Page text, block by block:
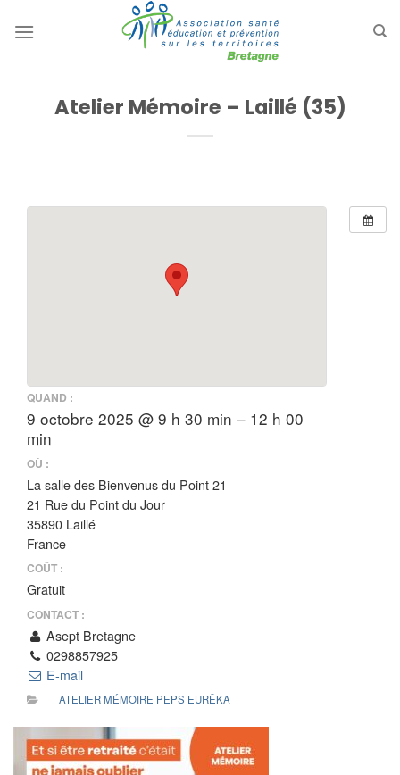
au
Atelier Mémoire – Laillé (35)
QUAND :
9 octobre 2025 @ 9 h 30 min – 12 h 00
min
OÙ :
La salle des Bienvenus du Point 21
21 Rue du Point du Jour
35890 Laillé
France
COÛT :
Gratuit
CONTACT :
Asept Bretagne
0298857925
E-mail
ATELIER MÉMOIRE PEPS EURÊKA